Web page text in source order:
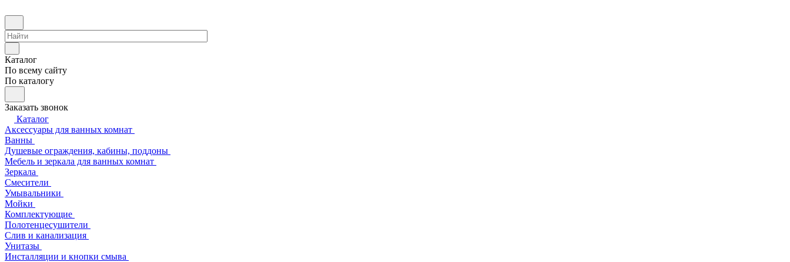
Каталог
По всему сайту
По каталогу
Заказать звонок
Каталог
Аксессуары для ванных комнат
Ванны
Душевые ограждения, кабины, поддоны
Мебель и зеркала для ванных комнат
Зеркала
Смесители
Умывальники
Мойки
Комплектующие
Полотенцесушители
Слив и канализация
Унитазы
Инсталляции и кнопки смыва